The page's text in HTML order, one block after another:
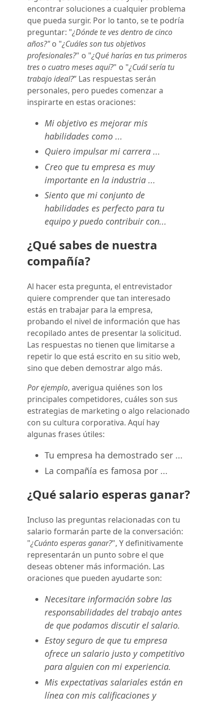
encontrar soluciones a cualquier problema
que pueda surgir. Por lo tanto, se te podría
preguntar: "¿Dónde te ves dentro de cinco
años?"o "¿Cuáles son tus objetivos
profesionales?" o "¿Qué harías en tus primeros
tres o cuatro meses aquí?" o "¿Cuál sería tu
trabajo ideal?” Las respuestas serán
personales, pero puedes comenzar a
inspirarte en estas oraciones:
Mi objetivo es mejorar mis
habilidades como ...
Quiero impulsar mi carrera ...
Creo que tu empresa es muy
importante en la industria ...
Siento que mi conjunto de
habilidades es perfecto para tu
equipo y puedo contribuir con...
¿Qué sabes de nuestra
compañía?
Al hacer esta pregunta, el entrevistador
quiere comprender que tan interesado
estás en trabajar para la empresa,
probando el nivel de información que has
recopilado antes de presentar la solicitud.
Las respuestas no tienen que limitarse a
repetir lo que está escrito en su sitio web,
sino que deben demostrar algo más.
Por ejemplo, averigua quiénes son los
principales competidores, cuáles son sus
estrategias de marketing o algo relacionado
con su cultura corporativa. Aquí hay
algunas frases útiles:
Tu empresa ha demostrado ser ...
La compañía es famosa por ...
¿Qué salario esperas ganar?
Incluso las preguntas relacionadas con tu
salario formarán parte de la conversación:
"¿Cuánto esperas ganar?", Y definitivamente
representarán un punto sobre el que
deseas obtener más información. Las
oraciones que pueden ayudarte son:
Necesitare información sobre las
responsabilidades del trabajo antes
de que podamos discutir el salario.
Estoy seguro de que tu empresa
ofrece un salario justo y competitivo
para alguien con mi experiencia.
Mis expectativas salariales están en
línea con mis calificaciones y